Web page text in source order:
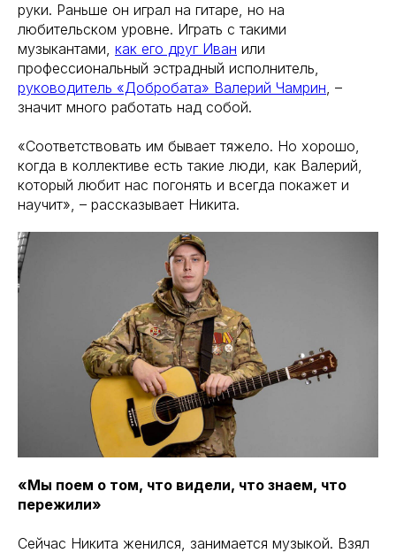
руки. Раньше он играл на гитаре, но на
любительском уровне. Играть с такими
музыкантами, как его друг Иван или
профессиональный эстрадный исполнитель,
руководитель «Добробата» Валерий Чамрин, –
значит много работать над собой.
«Соответствовать им бывает тяжело. Но хорошо,
когда в коллективе есть такие люди, как Валерий,
который любит нас погонять и всегда покажет и
научит», – рассказывает Никита.
«Мы поем о том, что видели, что знаем, что
пережили»
Сейчас Никита женился, занимается музыкой. Взял